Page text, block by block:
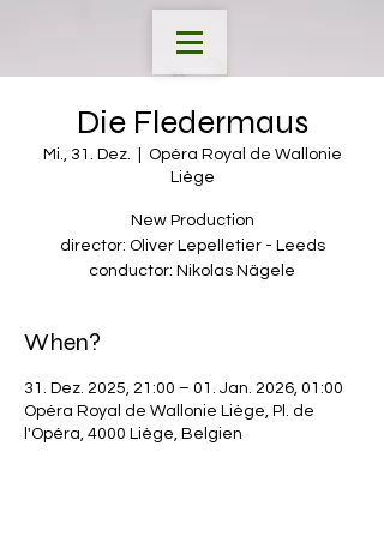
Die Fledermaus
Mi., 31. Dez.
Opéra Royal de Wallonie
Liège
New Production
director: Oliver Lepelletier - Leeds
conductor: Nikolas Nägele
When?
31. Dez. 2025, 21:00 – 01. Jan. 2026, 01:00
Opéra Royal de Wallonie Liège, Pl. de
l'Opéra, 4000 Liège, Belgien